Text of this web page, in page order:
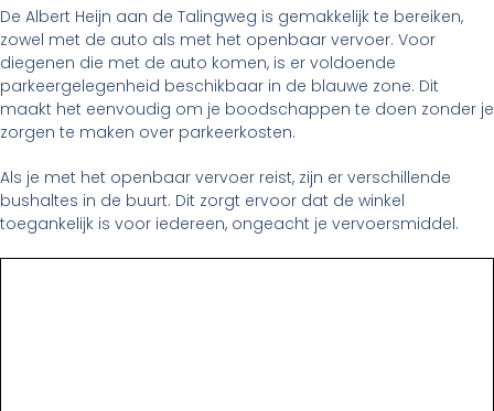
De Albert Heijn aan de Talingweg is gemakkelijk te bereiken,
zowel met de auto als met het openbaar vervoer. Voor
diegenen die met de auto komen, is er voldoende
parkeergelegenheid beschikbaar in de blauwe zone. Dit
maakt het eenvoudig om je boodschappen te doen zonder je
zorgen te maken over parkeerkosten.
Als je met het openbaar vervoer reist, zijn er verschillende
bushaltes in de buurt. Dit zorgt ervoor dat de winkel
toegankelijk is voor iedereen, ongeacht je vervoersmiddel.